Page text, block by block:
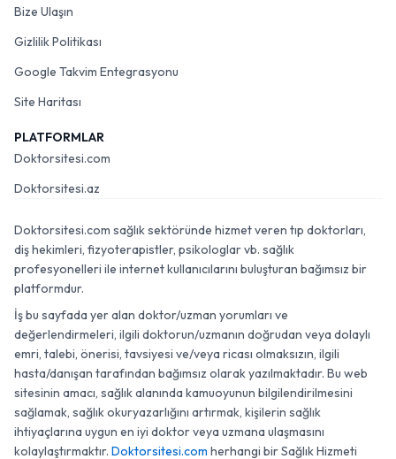
Bize Ulaşın
Gizlilik Politikası
Google Takvim Entegrasyonu
Site Haritası
PLATFORMLAR
Doktorsitesi.com
Doktorsitesi.az
Doktorsitesi.com sağlık sektöründe hizmet veren tıp doktorları,
diş hekimleri, fizyoterapistler, psikologlar vb. sağlık
profesyonelleri ile internet kullanıcılarını buluşturan bağımsız bir
platformdur.
İş bu sayfada yer alan doktor/uzman yorumları ve
değerlendirmeleri, ilgili doktorun/uzmanın doğrudan veya dolaylı
emri, talebi, önerisi, tavsiyesi ve/veya ricası olmaksızın, ilgili
hasta/danışan tarafından bağımsız olarak yazılmaktadır. Bu web
sitesinin amacı, sağlık alanında kamuoyunun bilgilendirilmesini
sağlamak, sağlık okuryazarlığını artırmak, kişilerin sağlık
ihtiyaçlarına uygun en iyi doktor veya uzmana ulaşmasını
kolaylaştırmaktır. Doktorsitesi.com herhangi bir Sağlık Hizmeti